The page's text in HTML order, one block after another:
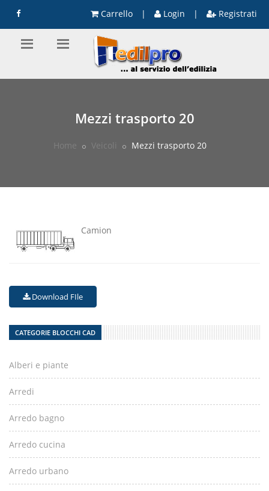
Carrello | Login | Registrati
Mezzi trasporto 20
Home Veicoli Mezzi trasporto 20
Camion
Download FIle
CATEGORIE BLOCCHI CAD
Alberi e piante
Arredi
Arredo bagno
Arredo cucina
Arredo urbano